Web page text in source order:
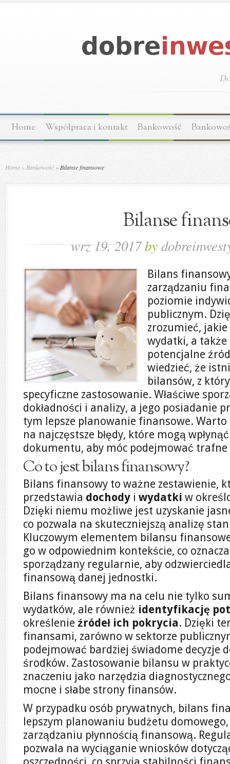
Home Współpraca i kontakt Bankowość
Home » Bankowość » Bilanse finansowe
Bilanse
wrz 19, 2017by
Bilans
zarządzaniu
poziomie
publicznym.
zrozumieć, jakie
wydatki, a
potencjalne
wiedzieć, że
bilansów, z
specyficzne zastosowanie. Właściwe
dokładności i analizy, a jego posiadanie
tym lepsze planowanie finansowe.
na najczęstsze błędy, które mogą
dokumentu, aby móc podejmować trafne
Co to jest bilans finansowy?
Bilans finansowy to ważne zestawienie,
przedstawia dochody i wydatki w
Dzięki niemu możliwe jest uzyskanie
co pozwala na skuteczniejszą analizę
Kluczowym elementem bilansu
go w odpowiednim kontekście, co
sporządzany regularnie, aby
finansową danej jednostki.
Bilans finansowy ma na celu nie tylko
wydatków, ale również identyfikację
określenie źródeł ich pokrycia. Dzięki
finansami, zarówno w sektorze
podejmować bardziej świadome decyzje
środków. Zastosowanie bilansu w
znaczeniu jako narzędzia
mocne i słabe strony finansów.
W przypadku osób prywatnych, bilans
lepszym planowaniu budżetu
zarządzaniu płynnością finansową.
pozwala na wyciąganie wniosków